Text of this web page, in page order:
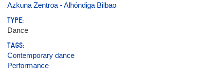
Azkuna Zentroa - Alhóndiga Bilbao
TYPE:
Dance
TAGS:
Contemporary dance
Performance